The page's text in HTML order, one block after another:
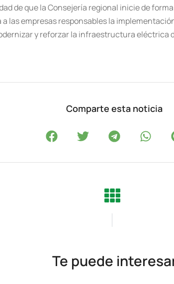
de que la Consejería regional inicie de
las empresas responsables la
y reforzar la infraestructura eléctrica
Comparte esta noticia
Te puede